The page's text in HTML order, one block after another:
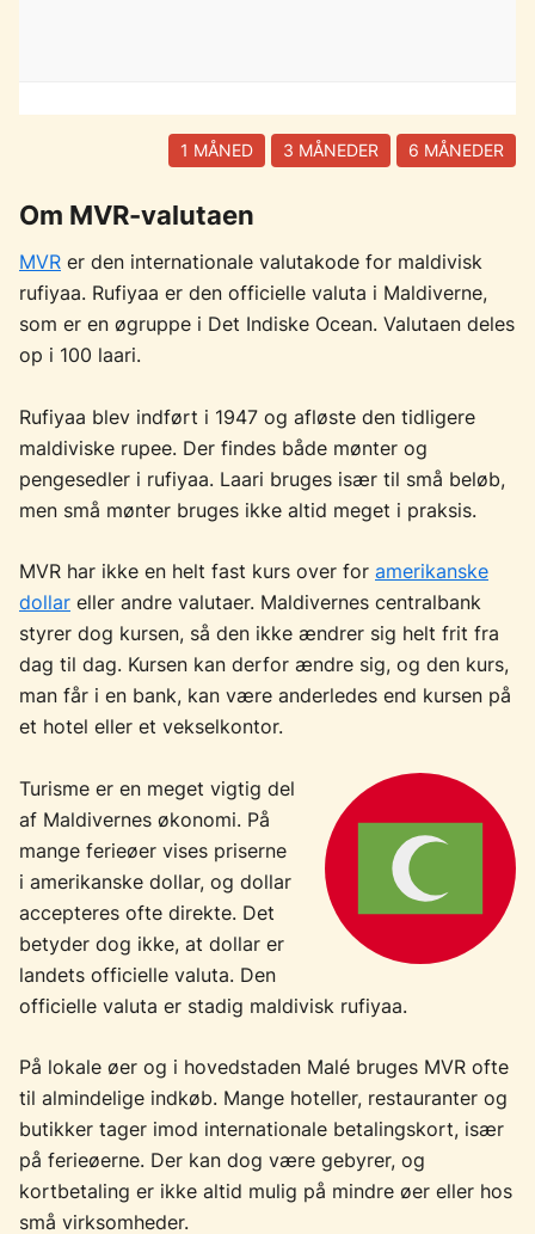
1 MÅNED 3 MÅNEDER 6 MÅNEDER
Om MVR-valutaen
MVR er den internationale valutakode for maldivisk
rufiyaa. Rufiyaa er den officielle valuta i Maldiverne,
som er en øgruppe i Det Indiske Ocean. Valutaen deles
op i 100 laari.
Rufiyaa blev indført i 1947 og afløste den tidligere
maldiviske rupee. Der findes både mønter og
pengesedler i rufiyaa. Laari bruges især til små beløb,
men små mønter bruges ikke altid meget i praksis.
MVR har ikke en helt fast kurs over for amerikanske
dollar eller andre valutaer. Maldivernes centralbank
styrer dog kursen, så den ikke ændrer sig helt frit fra
dag til dag. Kursen kan derfor ændre sig, og den kurs,
man får i en bank, kan være anderledes end kursen på
et hotel eller et vekselkontor.
Turisme er en meget vigtig del
af Maldivernes økonomi. På
mange ferieøer vises priserne
i amerikanske dollar, og dollar
accepteres ofte direkte. Det
betyder dog ikke, at dollar er
landets officielle valuta. Den
officielle valuta er stadig maldivisk rufiyaa.
På lokale øer og i hovedstaden Malé bruges MVR ofte
til almindelige indkøb. Mange hoteller, restauranter og
butikker tager imod internationale betalingskort, især
på ferieøerne. Der kan dog være gebyrer, og
kortbetaling er ikke altid mulig på mindre øer eller hos
små virksomheder.